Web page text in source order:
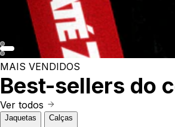
MAIS VENDIDOS
Best-sellers do
Ver todos
Jaquetas Calças